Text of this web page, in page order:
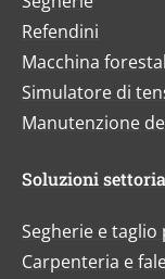
Refendini
Macchina
Simulatore di
Manutenzione
Soluzioni
Segherie e
Carpenteria e